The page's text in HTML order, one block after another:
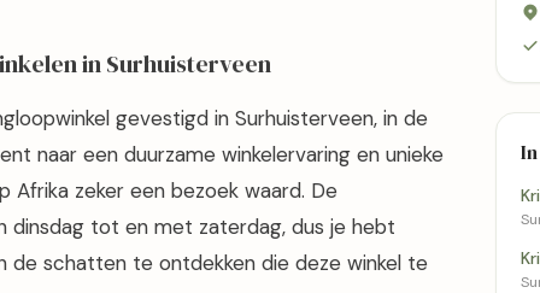
in Surhuisterveen
gevestigd in Surhuisterveen, in de
naar een duurzame winkelervaring en unieke
Afrika zeker een bezoek waard. De
dinsdag tot en met zaterdag, dus je hebt
de schatten te ontdekken die deze winkel te